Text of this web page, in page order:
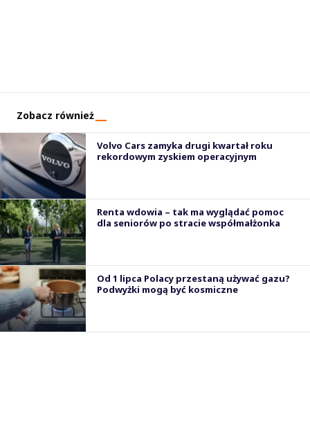
Zobacz również
Volvo Cars zamyka drugi kwartał roku
rekordowym zyskiem operacyjnym
Renta wdowia – tak ma wyglądać pomoc
dla seniorów po stracie współmałżonka
Od 1 lipca Polacy przestaną używać gazu?
Podwyżki mogą być kosmiczne